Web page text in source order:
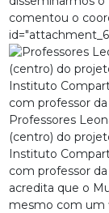
comentou o
Professores
(centro) do
Instituto
com professor
acredita que o
mesmo com um